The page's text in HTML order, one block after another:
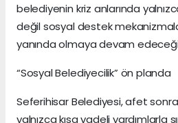
belediyenin kriz anlarında
değil sosyal destek
yanında olmaya devam
“Sosyal Belediyecilik” ön planda
Seferihisar Belediyesi, afet
yalnızca kısa vadeli yardımlarla